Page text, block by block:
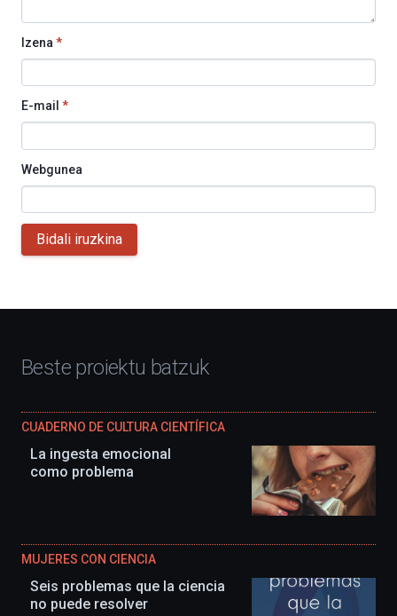
Izena *
E-mail *
Webgunea
Bidali iruzkina
Beste proiektu batzuk
CUADERNO DE CULTURA CIENTÍFICA
La ingesta emocional
como problema
MUJERES CON CIENCIA
Seis problemas que la ciencia
no puede resolver